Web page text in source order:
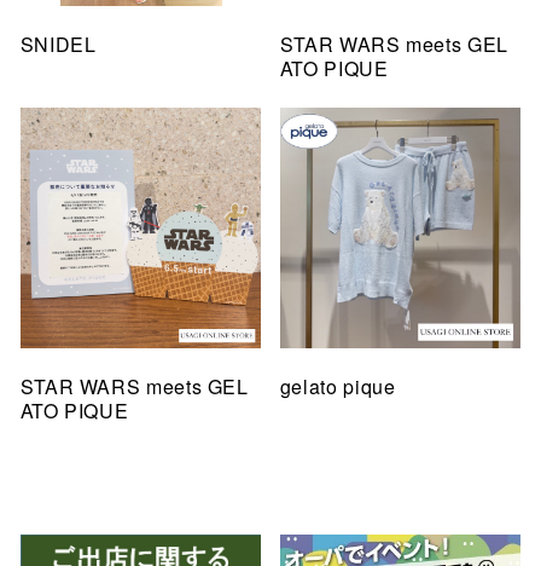
SNIDEL
STAR WARS meets GEL
ATO PIQUE
STAR WARS meets GEL
ATO PIQUE
gelato pique